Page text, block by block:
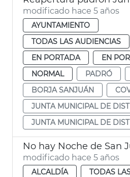
modificado hace 5 años
AYUNTAMIENTO
TODAS LAS AUDIENCIAS
EN PORTADA
EN
NORMAL
PADRÓ
BORJA SANJUÁN
JUNTA MUNICIPAL DE
JUNTA MUNICIPAL DE
No hay Noche de San
modificado hace 5 años
ALCALDÍA
TODAS